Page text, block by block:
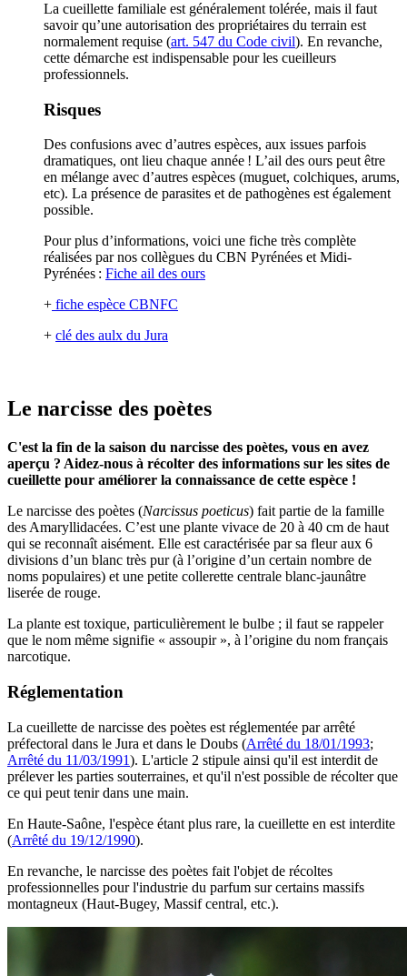
La cueillette familiale est généralement tolérée, mais il faut
savoir qu’une autorisation des propriétaires du terrain est
normalement requise (art. 547 du Code civil). En revanche,
cette démarche est indispensable pour les cueilleurs
professionnels.
Risques
Des confusions avec d’autres espèces, aux issues parfois
dramatiques, ont lieu chaque année ! L’ail des ours peut être
en mélange avec d’autres espèces (muguet, colchiques, arums,
etc). La présence de parasites et de pathogènes est également
possible.
Pour plus d’informations, voici une fiche très complète
réalisées par nos collègues du CBN Pyrénées et Midi-
Pyrénées : Fiche ail des ours
+ fiche espèce CBNFC
+ clé des aulx du Jura
Le narcisse des poètes
C'est la fin de la saison du narcisse des poètes, vous en avez
aperçu ? Aidez-nous à récolter des informations sur les sites de
cueillette pour améliorer la connaissance de cette espèce !
Le narcisse des poètes (Narcissus poeticus) fait partie de la famille
des Amaryllidacées. C’est une plante vivace de 20 à 40 cm de haut
qui se reconnaît aisément. Elle est caractérisée par sa fleur aux 6
divisions d’un blanc très pur (à l’origine d’un certain nombre de
noms populaires) et une petite collerette centrale blanc-jaunâtre
liserée de rouge.
La plante est toxique, particulièrement le bulbe ; il faut se rappeler
que le nom même signifie « assoupir », à l’origine du nom français
narcotique.
Réglementation
La cueillette de narcisse des poètes est réglementée par arrêté
préfectoral dans le Jura et dans le Doubs (Arrêté du 18/01/1993;
Arrêté du 11/03/1991). L'article 2 stipule ainsi qu'il est interdit de
prélever les parties souterraines, et qu'il n'est possible de récolter que
ce qui peut tenir dans une main.
En Haute-Saône, l'espèce étant plus rare, la cueillette en est interdite
(Arrêté du 19/12/1990).
En revanche, le narcisse des poètes fait l'objet de récoltes
professionnelles pour l'industrie du parfum sur certains massifs
montagneux (Haut-Bugey, Massif central, etc.).